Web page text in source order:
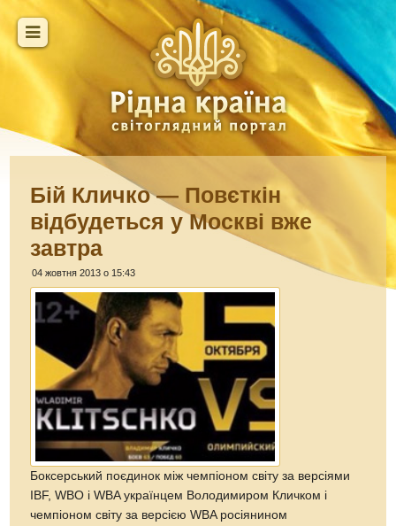
Бій Кличко — Повєткін
відбудеться у Москві вже
завтра
04 жовтня 2013 о 15:43
Боксерський поєдинок між чемпіоном світу за версіями
IBF, WBO і WBA українцем Володимиром Кличком і
чемпіоном світу за версією WBA росіянином